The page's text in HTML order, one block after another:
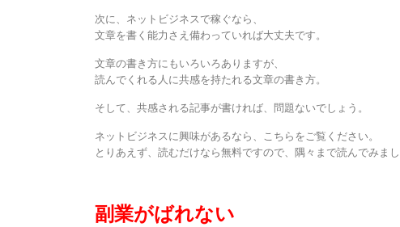
次に、ネットビジネスで稼ぐなら、
文章を書く能力さえ備わっていれば大丈夫です。
文章の書き方にもいろいろありますが、
読んでくれる人に共感を持たれる文章の書き方。
そして、共感される記事が書ければ、問題ないでしょう。
ネットビジネスに興味があるなら、こちらをご覧ください。
とりあえず、読むだけなら無料ですので、隅々まで読んでみまし
副業がばれない